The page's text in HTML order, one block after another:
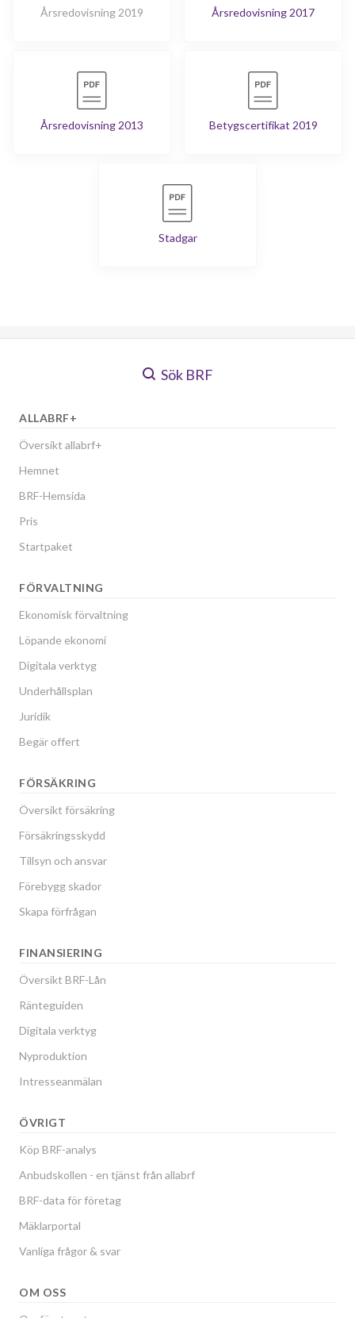
Årsredovisning 2019 Årsredovisning 2017
Årsredovisning 2013 Betygscertifikat 2019
Stadgar
Sök BRF
ALLABRF+
Översikt allabrf+
Hemnet
BRF-Hemsida
Pris
Startpaket
FÖRVALTNING
Ekonomisk förvaltning
Löpande ekonomi
Digitala verktyg
Underhållsplan
Juridik
Begär offert
FÖRSÄKRING
Översikt försäkring
Försäkringsskydd
Tillsyn och ansvar
Förebygg skador
Skapa förfrågan
FINANSIERING
Översikt BRF-Lån
Ränteguiden
Digitala verktyg
Nyproduktion
Intresseanmälan
ÖVRIGT
Köp BRF-analys
Anbudskollen - en tjänst från allabrf
BRF-data för företag
Mäklarportal
Vanliga frågor & svar
OM OSS